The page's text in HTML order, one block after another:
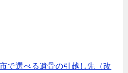
で選べる遺骨の引越し先（改